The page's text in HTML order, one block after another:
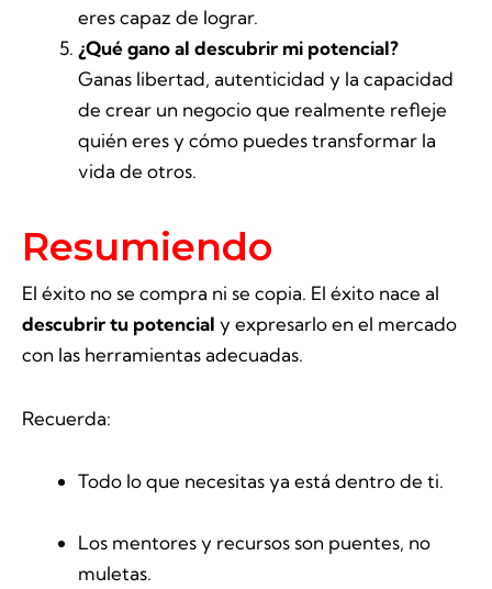
eres capaz de lograr.
¿Qué gano al descubrir mi potencial?
Ganas libertad, autenticidad y la capacidad
de crear un negocio que realmente refleje
quién eres y cómo puedes transformar la
vida de otros.
Resumiendo
El éxito no se compra ni se copia. El éxito nace al
descubrir tu potencial y expresarlo en el mercado
con las herramientas adecuadas.
Recuerda:
Todo lo que necesitas ya está dentro de ti.
Los mentores y recursos son puentes, no
muletas.